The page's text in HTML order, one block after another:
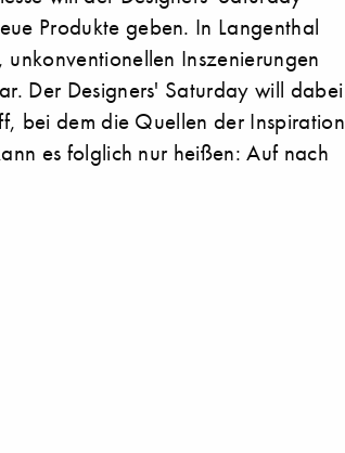
Produkte geben. In Langenthal
Inszenierungen
Der Designers' Saturday will dabei
bei dem die Quellen der Inspiration
es folglich nur heißen: Auf nach